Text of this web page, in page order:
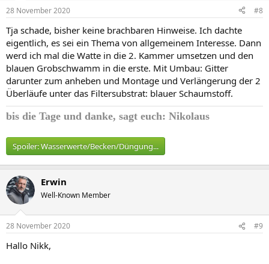
28 November 2020 #8
Tja schade, bisher keine brachbaren Hinweise. Ich dachte
eigentlich, es sei ein Thema von allgemeinem Interesse. Dann
werd ich mal die Watte in die 2. Kammer umsetzen und den
blauen Grobschwamm in die erste. Mit Umbau: Gitter
darunter zum anheben und Montage und Verlängerung der 2
Überläufe unter das Filtersubstrat: blauer Schaumstoff.
bis die Tage und danke, sagt euch: Nikolaus
Spoiler:Wasserwerte/Becken/Düngung...
Erwin
Well-Known Member
28 November 2020 #9
Hallo Nikk,